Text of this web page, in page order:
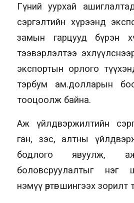
Гүний уурхай
сэргэлтийн хүрээнд
замын гарцууд бүрэн
тээвэрлэлтээ
экспортын орлого
тэрбум ам.долларын
тооцоолж байна.
Аж үйлдвэржилтийн
ган, зэс, алтны
бодлого явуулж,
боловсруулалтыг нэг
нэмүү өртөг шингээх